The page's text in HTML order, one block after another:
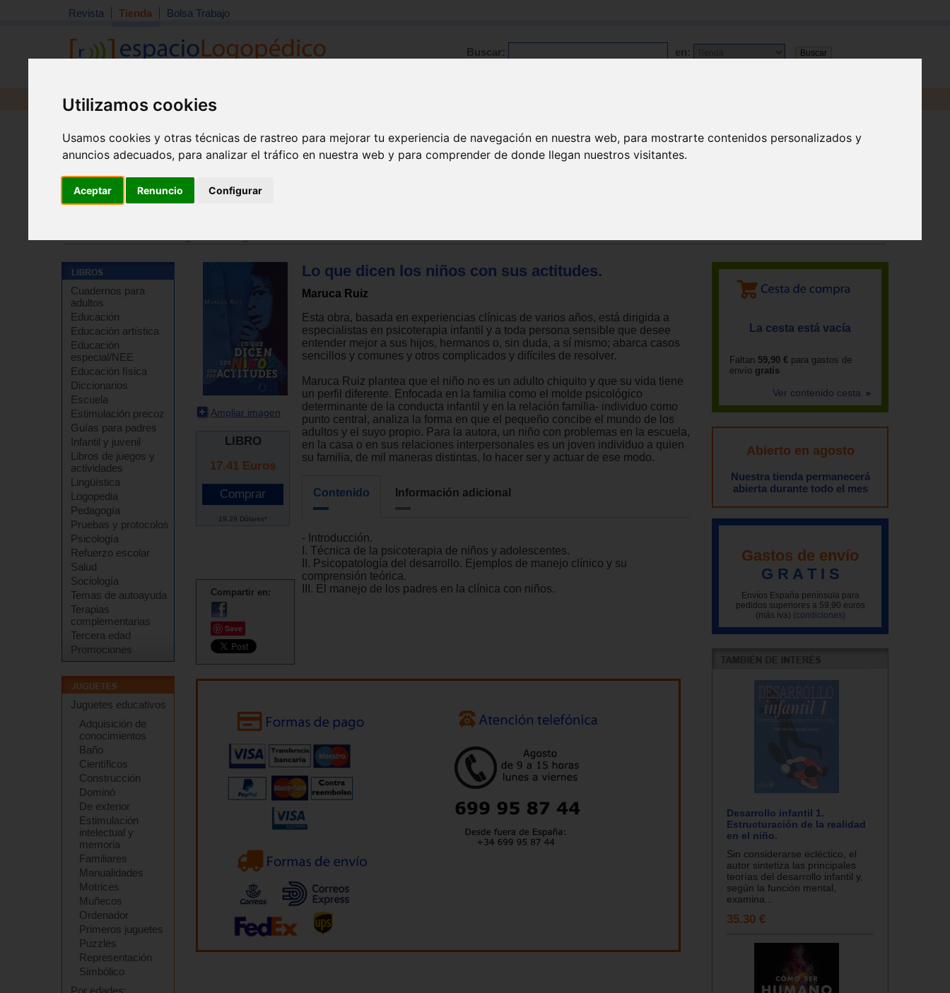
Utilizamos cookies
Usamos cookies y otras técnicas de rastreo para mejorar tu experiencia de navegación en nuestra web, para mostrarte contenidos personalizados y
anuncios adecuados, para analizar el tráfico en nuestra web y para comprender de donde llegan nuestros visitantes.
Aceptar Renuncio Configurar
Revista Tienda Bolsa Trabajo
Buscar: en:
Revista Libros Material
Cuadernos para
adultos
Educación
Educación artística
Educación
especial/NEE
Educación física
Diccionarios
Escuela
Estimulación precoz
Guías para padres
Infantil y juvenil
Libros de juegos y
actividades
Lingüística
Logopedia
Pedagogía
Pruebas y protocolos
Psicología
Refuerzo escolar
Salud
Sociología
Temas de autoayuda
Terapias
complementarias
Tercera edad
Promociones
Juguetes educativos
Adquisición de
conocimientos
Baño
Científicos
Construcción
Dominó
De exterior
Estimulación
intelectual y
memoria
Familiares
Manualidades
Motrices
Muñecos
Ordenador
Primeros juguetes
Puzzles
Representación
Simbólico
Por edades:
Ampliar imagen
LIBRO
17.41 Euros
19.29 Dólares*
Compartir en:
Save
Lo que dicen los niños con sus actitudes.
Maruca Ruiz
Esta obra, basada en experiencias clínicas de varios años, está dirigida a
especialistas en psicoterapia infantil y a toda persona sensible que desee
entender mejor a sus hijos, hermanos o, sin duda, a sí mismo; abarca casos
sencillos y comunes y otros complicados y difíciles de resolver.
Maruca Ruiz plantea que el niño no es un adulto chiquito y que su vida tiene
un perfil diferente. Enfocada en la familia como el molde psicológico
determinante de la conducta infantil y en la relación familia- individuo como
punto central, analiza la forma en que el pequeño concibe el mundo de los
adultos y el suyo propio. Para la autora, un niño con problemas en la escuela,
en la casa o en sus relaciones interpersonales es un joven individuo a quien
su familia, de mil maneras distintas, lo hacer ser y actuar de ese modo.
Contenido Información adicional
- Introducción.
I. Técnica de la psicoterapia de niños y adolescentes.
II. Psicopatología del desarrollo. Ejemplos de manejo clínico y su
comprensión teórica.
III. El manejo de los padres en la clínica con niños.
La cesta está vacía
Faltan 59,90 € para gastos de
envío gratis
Ver contenido cesta
Abierto en agosto
Nuestra tienda permanecerá
abierta durante todo el mes
Gastos de envío
G R A T I S
Envíos España península para
pedidos superiores a 59,90 euros
(más iva) (condiciones)
Desarrollo infantil 1.
Estructuración de la realidad
en el niño.
Sin considerarse ecléctico, el
autor sintetiza las principales
teorías del desarrollo infantil y,
según la función mental,
examina...
35.30 €